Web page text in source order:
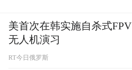
美首次在韩实施自杀式FPV
无人机演习
RT今日俄罗斯